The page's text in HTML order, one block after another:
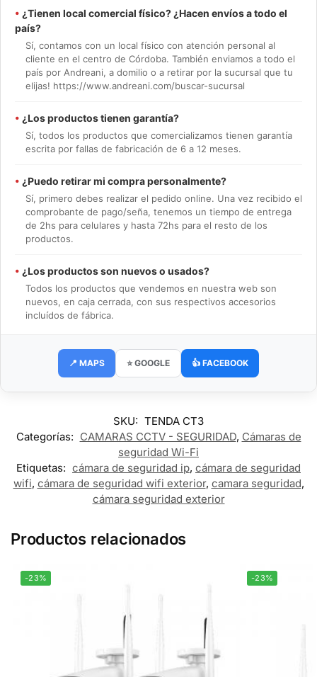
• ¿Tienen local comercial físico? ¿Hacen envíos a todo el
país?
Sí, contamos con un local físico con atención personal al
cliente en el centro de Córdoba. También enviamos a todo el
país por Andreani, a domilio o a retirar por la sucursal que tu
elijas! https://www.andreani.com/buscar-sucursal
• ¿Los productos tienen garantía?
Sí, todos los productos que comercializamos tienen garantía
escrita por fallas de fabricación de 6 a 12 meses.
• ¿Puedo retirar mi compra personalmente?
Sí, primero debes realizar el pedido online. Una vez recibido el
comprobante de pago/seña, tenemos un tiempo de entrega
de 2hs para celulares y hasta 72hs para el resto de los
productos.
• ¿Los productos son nuevos o usados?
Todos los productos que vendemos en nuestra web son
nuevos, en caja cerrada, con sus respectivos accesorios
incluídos de fábrica.
📍 MAPS ⭐ GOOGLE 👍 FACEBOOK
SKU: TENDA CT3
Categorías: CAMARAS CCTV - SEGURIDAD, Cámaras de
seguridad Wi-Fi
Etiquetas: cámara de seguridad ip, cámara de seguridad
wifi, cámara de seguridad wifi exterior, camara seguridad,
cámara seguridad exterior
Productos relacionados
-23% -23%